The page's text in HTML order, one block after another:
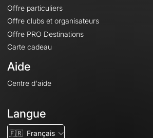
Offre particuliers
Offre clubs et organisateurs
Offre PRO Destinations
Carte cadeau
Aide
Centre d'aide
Langue
🇫🇷 Français